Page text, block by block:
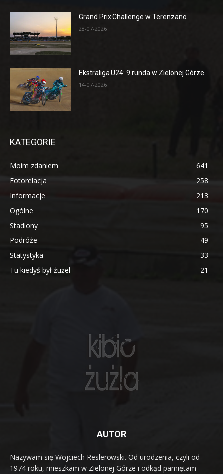
Grand Prix Challenge w Terenzano
28-07-2026
Ekstraliga U24: 9 runda w Zielonej Górze
14-07-2026
KATEGORIE
Moim zdaniem
641
Fotorelacja
258
Informacje
213
Ogólne
170
Stadiony
95
Podróże
49
Statystyka
33
Tu kiedyś był żużel
21
AUTOR
Nazywam się Wojciech Reslerowski. Od urodzenia, czyli od
1974 roku, mieszkam w Zielonej Górze i odkąd pamiętam